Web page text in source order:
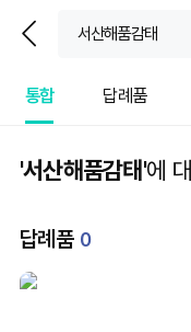
뒤
통합 답례품
'서산해품감태'에
답례품 0